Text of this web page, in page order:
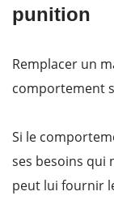
punition
Remplacer un
comportement
Si le
ses besoins qui
peut lui fournir